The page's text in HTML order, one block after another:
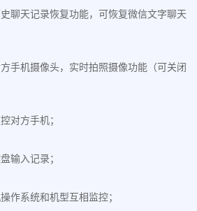
聊天记录恢复功能，可恢复微信文字聊天
手机摄像头，实时拍照摄像功能（可关闭
对方手机；
输入记录；
作系统和机型互相监控；